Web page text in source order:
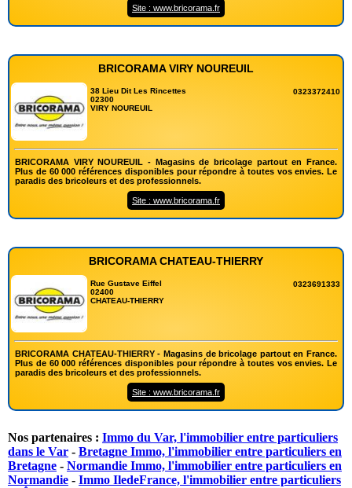
Site : www.bricorama.fr
BRICORAMA VIRY NOUREUIL
38 Lieu Dit Les Rincettes
02300
VIRY NOUREUIL
0323372410
BRICORAMA VIRY NOUREUIL - Magasins de bricolage partout en France.
Plus de 60 000 références disponibles pour répondre à toutes vos envies. Le
paradis des bricoleurs et des professionnels.
Site : www.bricorama.fr
BRICORAMA CHATEAU-THIERRY
Rue Gustave Eiffel
02400
CHATEAU-THIERRY
0323691333
BRICORAMA CHATEAU-THIERRY - Magasins de bricolage partout en France.
Plus de 60 000 références disponibles pour répondre à toutes vos envies. Le
paradis des bricoleurs et des professionnels.
Site : www.bricorama.fr
Nos partenaires : Immo du Var, l'immobilier entre particuliers
dans le Var - Bretagne Immo, l'immobilier entre particuliers en
Bretagne - Normandie Immo, l'immobilier entre particuliers en
Normandie - Immo IledeFrance, l'immobilier entre particuliers